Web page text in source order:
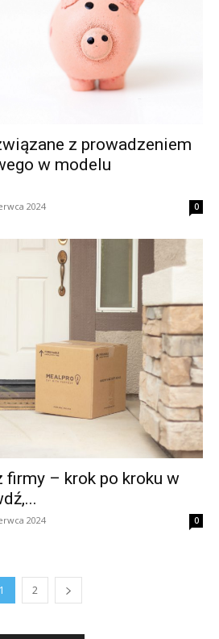
z prowadzeniem
w modelu
2024 0
firmy – krok po kroku w
2024 0
1 2